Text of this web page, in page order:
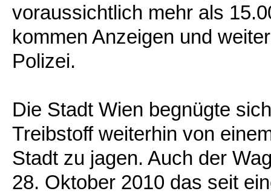
voraussichtlich mehr als
kommen Anzeigen und
Polizei.
Die Stadt Wien begnügte
Treibstoff weiterhin von
Stadt zu jagen. Auch der
28. Oktober 2010 das seit